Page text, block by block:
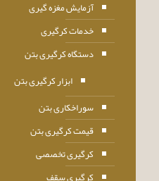
آزمایش مغزه گیری
خدمات کرگیری
دستگاه کرگیری بتن
ابزار کرگیری بتن
سوراخکاری بتن
قیمت کرگیری بتن
کرگیری تخصصی
کرگیری سقف